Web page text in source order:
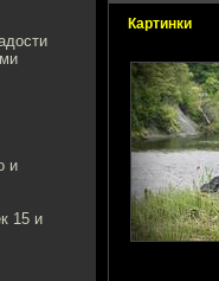
Картинки
и
15 и